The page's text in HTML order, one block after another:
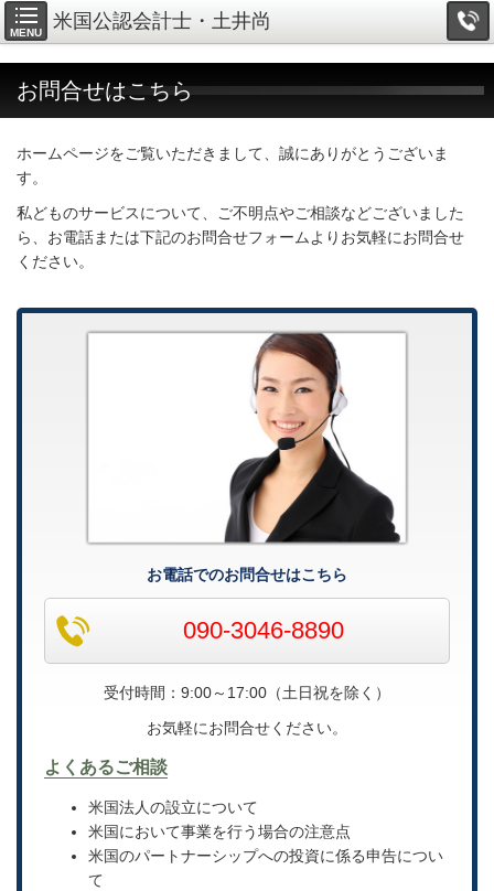
MENU
米国公認会計士・土井尚
お問合せはこちら
ホームページをご覧いただきまして、誠にありがとうございま
す。
私どものサービスについて、ご不明点やご相談などございました
ら、お電話または下記のお問合せフォームよりお気軽にお問合せ
ください。
お電話でのお問合せはこちら
090-3046-8890
受付時間：9:00～17:00（土日祝を除く）
お気軽にお問合せください。
よくあるご相談
米国法人の設立について
米国において事業を行う場合の注意点
米国のパートナーシップへの投資に係る申告につい
て